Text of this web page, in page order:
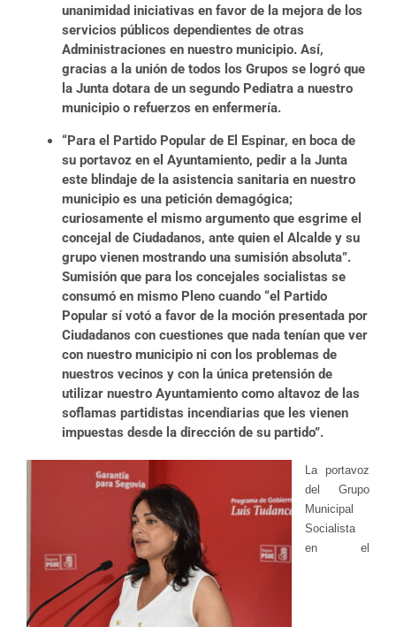
unanimidad iniciativas en favor de la mejora de los
servicios públicos dependientes de otras
Administraciones en nuestro municipio. Así,
gracias a la unión de todos los Grupos se logró que
la Junta dotara de un segundo Pediatra a nuestro
municipio o refuerzos en enfermería.
“Para el Partido Popular de El Espinar, en boca de
su portavoz en el Ayuntamiento, pedir a la Junta
este blindaje de la asistencia sanitaria en nuestro
municipio es una petición demagógica;
curiosamente el mismo argumento que esgrime el
concejal de Ciudadanos, ante quien el Alcalde y su
grupo vienen mostrando una sumisión absoluta”.
Sumisión que para los concejales socialistas se
consumó en mismo Pleno cuando “el Partido
Popular sí votó a favor de la moción presentada por
Ciudadanos con cuestiones que nada tenían que ver
con nuestro municipio ni con los problemas de
nuestros vecinos y con la única pretensión de
utilizar nuestro Ayuntamiento como altavoz de las
soflamas partidistas incendiarias que les vienen
impuestas desde la dirección de su partido”.
La portavoz
del Grupo
Municipal
Socialista
en el